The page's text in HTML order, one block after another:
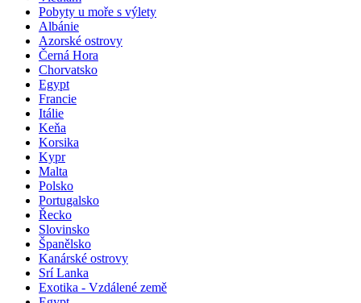
Pobyty u moře s výlety
Albánie
Azorské ostrovy
Černá Hora
Chorvatsko
Egypt
Francie
Itálie
Keňa
Korsika
Kypr
Malta
Polsko
Portugalsko
Řecko
Slovinsko
Španělsko
Kanárské ostrovy
Srí Lanka
Exotika - Vzdálené země